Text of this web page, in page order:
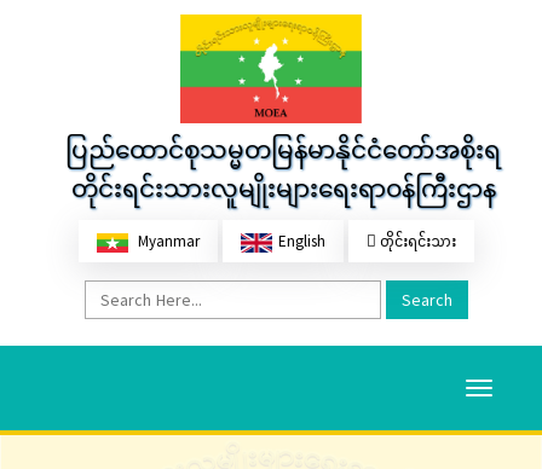
ပြည်ထောင်စုသမ္မတမြန်မာနိုင်ငံတော်အစိုးရ
တိုင်းရင်းသားလူမျိုးများရေးရာဝန်ကြီးဌာန
Myanmar English တိုင်းရင်းသား
Search
Toggle